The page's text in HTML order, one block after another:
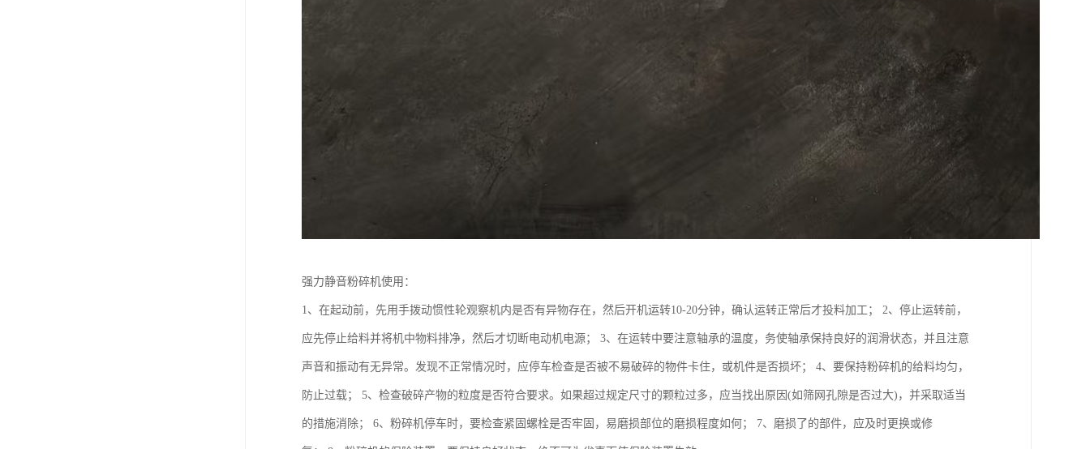
强力静音粉碎机使用：
1、在起动前，先用手拨动惯性轮观察机内是否有异物存在，然后开机运转10-20分钟，确认运转正常后才投料加工； 2、停止运转前，
应先停止给料并将机中物料排净，然后才切断电动机电源； 3、在运转中要注意轴承的温度，务使轴承保持良好的润滑状态，并且注意
声音和振动有无异常。发现不正常情况时，应停车检查是否被不易破碎的物件卡住，或机件是否损坏； 4、要保持粉碎机的给料均匀，
防止过载； 5、检查破碎产物的粒度是否符合要求。如果超过规定尺寸的颗粒过多，应当找出原因(如筛网孔隙是否过大)，并采取适当
的措施消除； 6、粉碎机停车时，要检查紧固螺栓是否牢固，易磨损部位的磨损程度如何； 7、磨损了的部件，应及时更换或修